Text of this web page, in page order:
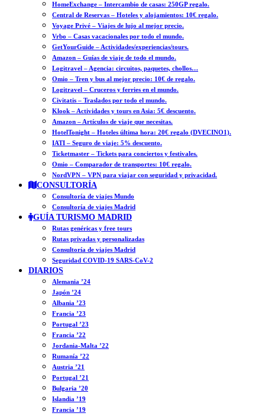
HomeExchange – Intercambio de casas: 250GP regalo.
Central de Reservas – Hoteles y alojamientos: 10€ regalo.
Voyage Privé – Viajes de lujo al mejor precio.
Vrbo – Casas vacacionales por todo el mundo.
GetYourGuide – Actividades/experiencias/tours.
Amazon – Guías de viaje de todo el mundo.
Logitravel – Agencia: circuitos, paquetes, chollos…
Omio – Tren y bus al mejor precio: 10€ de regalo.
Logitravel – Cruceros y ferries en el mundo.
Civitatis – Traslados por todo el mundo.
Klook – Actividades y tours en Asia: 5€ descuento.
Amazon – Artículos de viaje que necesitas.
HotelTonight – Hoteles última hora: 20€ regalo (DVECINO1).
IATI – Seguro de viaje: 5% descuento.
Ticketmaster – Tickets para conciertos y festivales.
Omio – Comparador de transportes: 10€ regalo.
NordVPN – VPN para viajar con seguridad y privacidad.
CONSULTORÍA
Consultoría de viajes Mundo
Consultoría de viajes Madrid
GUÍA TURISMO MADRID
Rutas genéricas y free tours
Rutas privadas y personalizadas
Consultoría de viajes Madrid
Seguridad COVID-19 SARS-CoV-2
DIARIOS
Alemania ’24
Japón ’24
Albania ’23
Francia ’23
Portugal ’23
Francia ’22
Jordania-Malta ’22
Rumanía ’22
Austria ’21
Portugal ’21
Bulgaria ’20
Islandia ’19
Francia ’19